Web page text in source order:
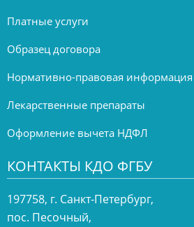
Платные услуги
Образец договора
Нормативно-правовая информация
Лекарственные препараты
Оформление вычета НДФЛ
КОНТАКТЫ КДО ФГБУ
197758, г. Санкт-Петербург,
пос. Песочный,